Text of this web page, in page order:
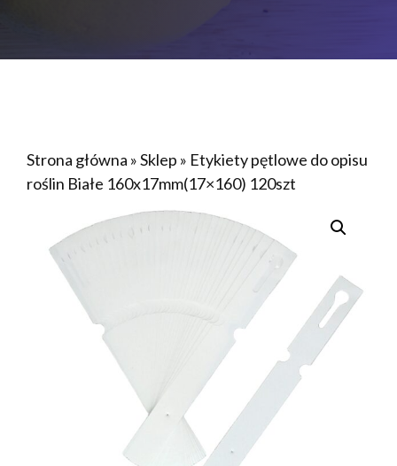
Strona główna »Sklep » Etykiety pętlowe do opisu
roślin Białe 160x17mm(17×160) 120szt